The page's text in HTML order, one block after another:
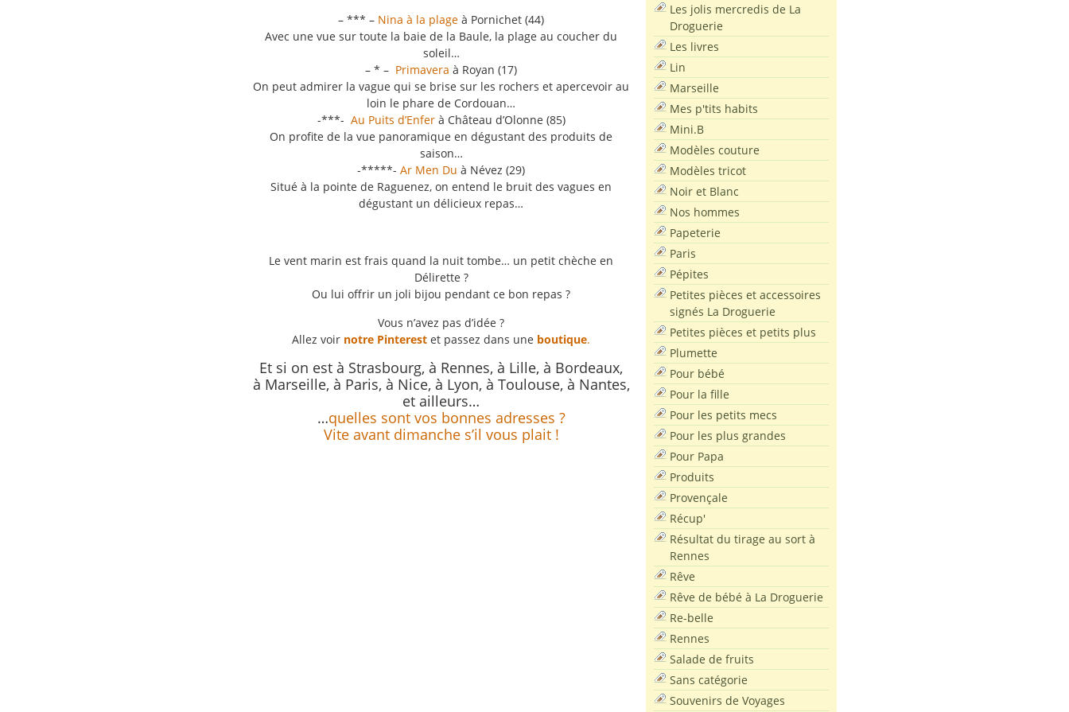
– *** – Nina à la plage à Pornichet (44)
Avec une vue sur toute la baie de la Baule, la plage au coucher du
soleil…
– * – Primavera à Royan (17)
On peut admirer la vague qui se brise sur les rochers et apercevoir au
loin le phare de Cordouan…
-***- Au Puits d’Enferà Château d’Olonne (85)
On profite de la vue panoramique en dégustant des produits de
saison…
-*****- Ar Men Du à Névez (29)
Situé à la pointe de Raguenez, on entend le bruit des vagues en
dégustant un délicieux repas…
Le vent marin est frais quand la nuit tombe… un petit chèche en
Délirette ?
Ou lui offrir un joli bijou pendant ce bon repas ?
Vous n’avez pas d’idée ?
Allez voir notre Pinterest et passez dans une boutique.
Et si on est à Strasbourg, à Rennes, à Lille, à Bordeaux,
à Marseille, à Paris, à Nice, à Lyon, à Toulouse, à Nantes,
et ailleurs…
…quelles sont vos bonnes adresses ?
Vite avant dimanche s’il vous plait !
Les jolis mercredis de La
Droguerie
Les livres
Lin
Marseille
Mes p'tits habits
Mini.B
Modèles couture
Modèles tricot
Noir et Blanc
Nos hommes
Papeterie
Paris
Pépites
Petites pièces et accessoires
signés La Droguerie
Petites pièces et petits plus
Plumette
Pour bébé
Pour la fille
Pour les petits mecs
Pour les plus grandes
Pour Papa
Produits
Provençale
Récup'
Résultat du tirage au sort à
Rennes
Rêve
Rêve de bébé à La Droguerie
Re-belle
Rennes
Salade de fruits
Sans catégorie
Souvenirs de Voyages